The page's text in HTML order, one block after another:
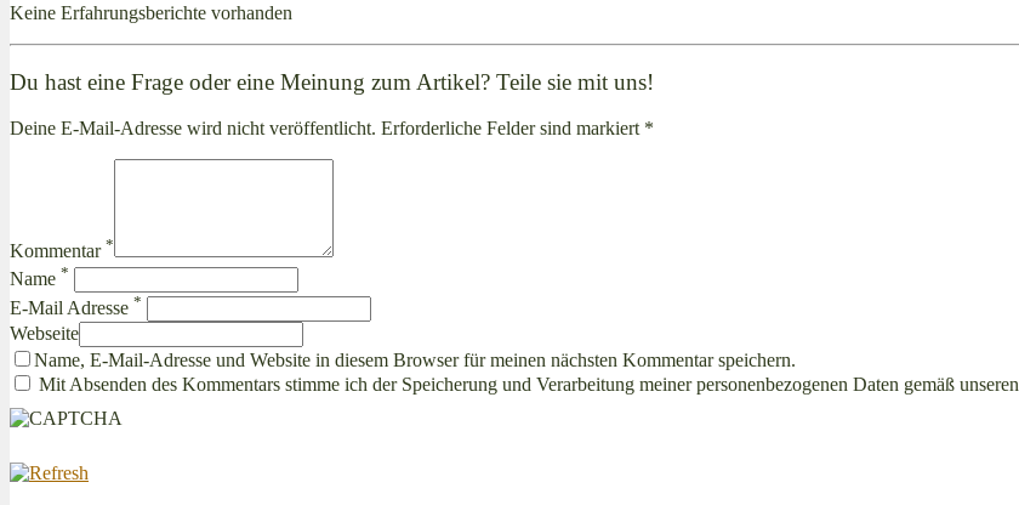
Keine Erfahrungsberichte vorhanden
Du hast eine Frage oder eine Meinung zum Artikel? Teile sie mit uns!
Deine E-Mail-Adresse wird nicht veröffentlicht. Erforderliche Felder sind markiert *
Kommentar *
Name *
E-Mail Adresse *
Webseite
Name, E-Mail-Adresse und Website in diesem Browser für meinen nächsten Kommentar speichern.
Mit Absenden des Kommentars stimme ich der Speicherung und Verarbeitung meiner personenbezogenen Daten gemäß unseren